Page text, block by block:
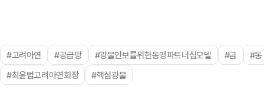
#고려아연 #공급망 #광물안보를위한동맹파트너십모델 #금
#동
#최윤범고려아연회장
#핵심광물